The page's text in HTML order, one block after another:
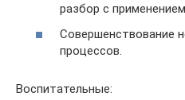
разбор с
Совершенствование
процессов.
Воспитательные: